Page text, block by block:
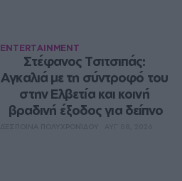
ENTERTAINMENT
Στέφανος Τσιτσιπάς:
Αγκαλιά με τη σύντροφό του
στην Ελβετία και κοινή
βραδινή έξοδος για δείπνο